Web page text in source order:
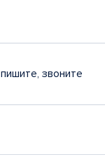
звоните